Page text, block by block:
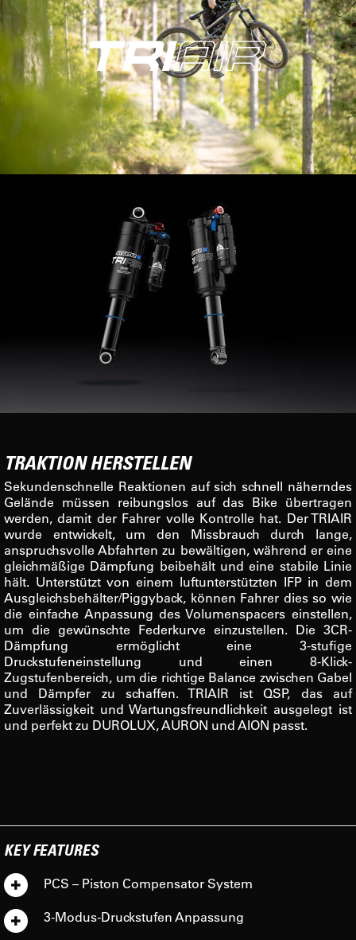
TRAKTION HERSTELLEN
Sekundenschnelle Reaktionen auf sich schnell näherndes
Gelände müssen reibungslos auf das Bike übertragen
werden, damit der Fahrer volle Kontrolle hat. Der TRIAIR
wurde entwickelt, um den Missbrauch durch lange,
anspruchsvolle Abfahrten zu bewältigen, während er eine
gleichmäßige Dämpfung beibehält und eine stabile Linie
hält. Unterstützt von einem luftunterstützten IFP in dem
Ausgleichsbehälter/Piggyback, können Fahrer dies so wie
die einfache Anpassung des Volumenspacers einstellen,
um die gewünschte Federkurve einzustellen. Die 3CR-
Dämpfung ermöglicht eine 3-stufige
Druckstufeneinstellung und einen 8-Klick-
Zugstufenbereich, um die richtige Balance zwischen Gabel
und Dämpfer zu schaffen. TRIAIR ist QSP, das auf
Zuverlässigkeit und Wartungsfreundlichkeit ausgelegt ist
und perfekt zu DUROLUX, AURON und AION passt.
KEY FEATURES
PCS – Piston Compensator System
3-Modus-Druckstufen Anpassung